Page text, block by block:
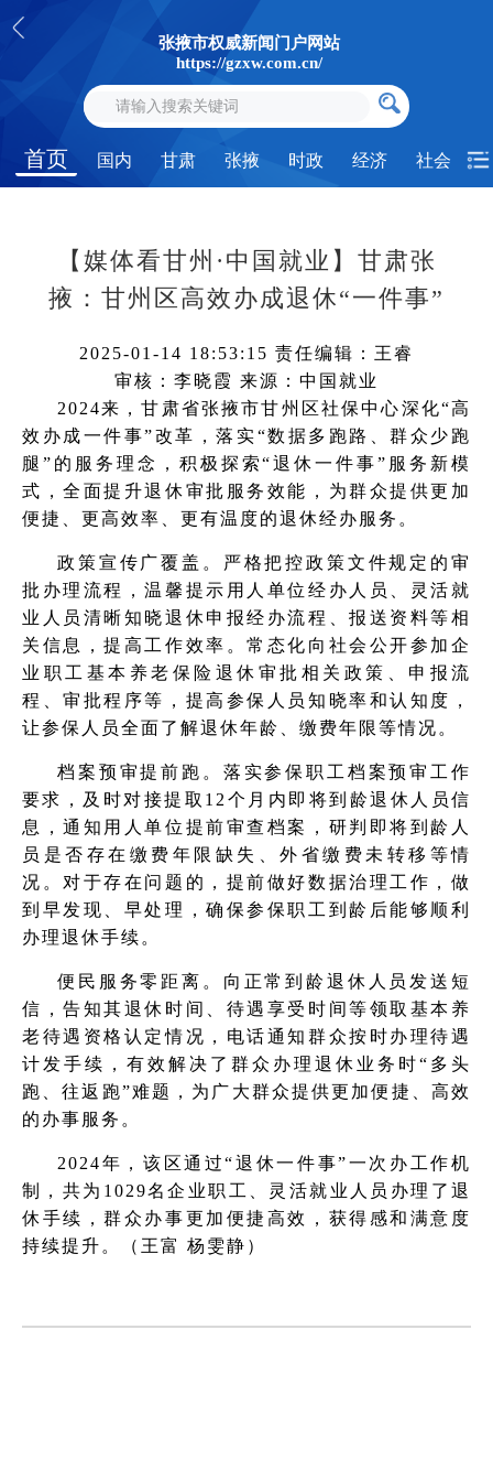
张掖市权威新闻门户网站
https://gzxw.com.cn/
首页 国内 甘肃 张掖 时政 经济 社会
【媒体看甘州·中国就业】甘肃张
掖：甘州区高效办成退休“一件事”
2025-01-14 18:53:15 责任编辑：王睿
审核：李晓霞 来源：中国就业
2024来，甘肃省张掖市甘州区社保中心深化“高
效办成一件事”改革，落实“数据多跑路、群众少跑
腿”的服务理念，积极探索“退休一件事”服务新模
式，全面提升退休审批服务效能，为群众提供更加
便捷、更高效率、更有温度的退休经办服务。
政策宣传广覆盖。严格把控政策文件规定的审
批办理流程，温馨提示用人单位经办人员、灵活就
业人员清晰知晓退休申报经办流程、报送资料等相
关信息，提高工作效率。常态化向社会公开参加企
业职工基本养老保险退休审批相关政策、申报流
程、审批程序等，提高参保人员知晓率和认知度，
让参保人员全面了解退休年龄、缴费年限等情况。
档案预审提前跑。落实参保职工档案预审工作
要求，及时对接提取12个月内即将到龄退休人员信
息，通知用人单位提前审查档案，研判即将到龄人
员是否存在缴费年限缺失、外省缴费未转移等情
况。对于存在问题的，提前做好数据治理工作，做
到早发现、早处理，确保参保职工到龄后能够顺利
办理退休手续。
便民服务零距离。向正常到龄退休人员发送短
信，告知其退休时间、待遇享受时间等领取基本养
老待遇资格认定情况，电话通知群众按时办理待遇
计发手续，有效解决了群众办理退休业务时“多头
跑、往返跑”难题，为广大群众提供更加便捷、高效
的办事服务。
2024年，该区通过“退休一件事”一次办工作机
制，共为1029名企业职工、灵活就业人员办理了退
休手续，群众办事更加便捷高效，获得感和满意度
持续提升。（王富 杨雯静）